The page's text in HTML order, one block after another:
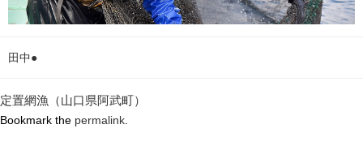
田中●
定置網漁（山口県阿武町）
Bookmark the permalink